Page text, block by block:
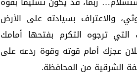
والاعتراف بسيادته على الأرض
التي ترجوه التكرم بفتحها أمامك
عجزك أمام قوته وقوة ردعه على
الشرقية من المحافظة.